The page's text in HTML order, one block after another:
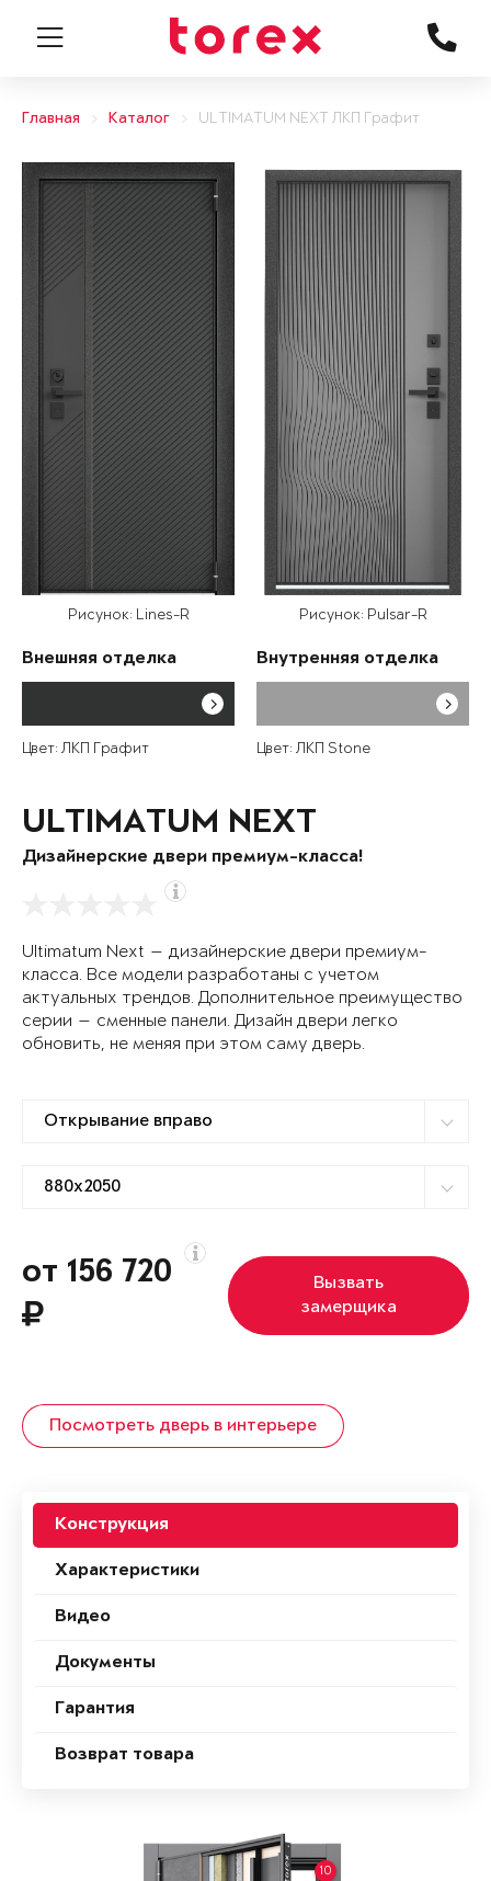
Главная Каталог ULTIMATUM NEXT ЛКП Графит
Рисунок: Lines-R
Внешняя отделка
Цвет: ЛКП Графит
Рисунок: Pulsar-R
Внутренняя отделка
Цвет: ЛКП Stone
ULTIMATUM NEXT
Дизайнерские двери премиум-класса!
Ultimatum Next — дизайнерские двери премиум-
класса. Все модели разработаны с учетом
актуальных трендов. Дополнительное преимущество
серии — сменные панели. Дизайн двери легко
обновить, не меняя при этом саму дверь.
от 156 720
Вызвать
замерщика
Посмотреть дверь в интерьере
Конструкция
Характеристики
Видео
Документы
Гарантия
Возврат товара
10